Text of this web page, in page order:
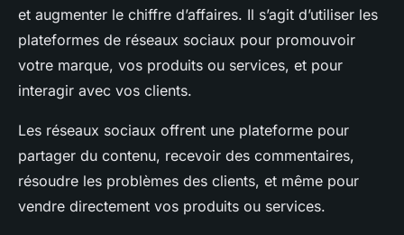
et augmenter le chiffre d’affaires. Il s’agit d’utiliser les
plateformes de réseaux sociaux pour promouvoir
votre marque, vos produits ou services, et pour
interagir avec vos clients.
Les réseaux sociaux offrent une plateforme pour
partager du contenu, recevoir des commentaires,
résoudre les problèmes des clients, et même pour
vendre directement vos produits ou services.